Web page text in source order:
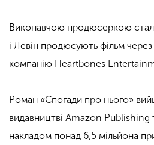
Виконавчою продюсеркою
і Левін продюсують фільм
компанію Heartbones
Роман «Спогади про нього»
видавництві Amazon Publishing
накладом понад 6,5 мільйона